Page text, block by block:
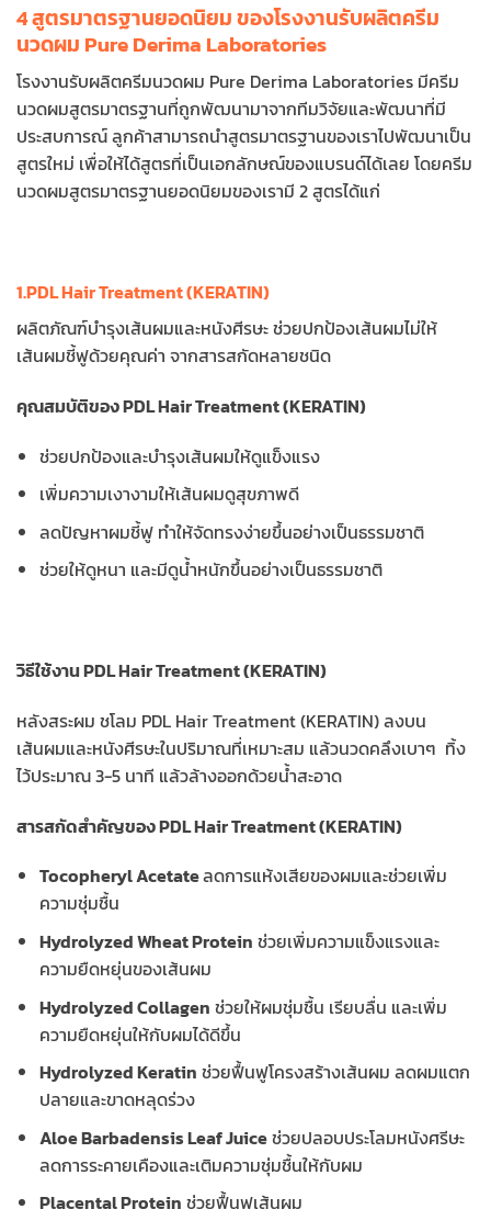
4 สูตรมาตรฐานยอดนิยม ของโรงงานรับผลิตครีม
นวดผม Pure Derima Laboratories
โรงงานรับผลิตครีมนวดผม Pure Derima Laboratories มีครีม
นวดผมสูตรมาตรฐานที่ถูกพัฒนามาจากทีมวิจัยและพัฒนาที่มี
ประสบการณ์ ลูกค้าสามารถนำสูตรมาตรฐานของเราไปพัฒนาเป็น
สูตรใหม่ เพื่อให้ได้สูตรที่เป็นเอกลักษณ์ของแบรนด์ได้เลย โดยครีม
นวดผมสูตรมาตรฐานยอดนิยมของเรามี 2 สูตรได้แก่
1.PDL Hair Treatment (KERATIN)
ผลิตภัณฑ์บำรุงเส้นผมและหนังศีรษะ ช่วยปกป้องเส้นผมไม่ให้
เส้นผมชี้ฟูด้วยคุณค่า จากสารสกัดหลายชนิด
คุณสมบัติของ PDL Hair Treatment (KERATIN)
ช่วยปกป้องและบำรุงเส้นผมให้ดูแข็งแรง
เพิ่มความเงางามให้เส้นผมดูสุขภาพดี
ลดปัญหาผมชี้ฟู ทำให้จัดทรงง่ายขึ้นอย่างเป็นธรรมชาติ
ช่วยให้ดูหนา และมีดูน้ำหนักขึ้นอย่างเป็นธรรมชาติ
วิธีใช้งาน PDL Hair Treatment (KERATIN)
หลังสระผม ชโลม PDL Hair Treatment (KERATIN) ลงบน
เส้นผมและหนังศีรษะในปริมาณที่เหมาะสม แล้วนวดคลึงเบาๆ ทิ้ง
ไว้ประมาณ 3-5 นาที แล้วล้างออกด้วยน้ำสะอาด
สารสกัดสำคัญของ PDL Hair Treatment (KERATIN)
Tocopheryl Acetateลดการแห้งเสียของผมและช่วยเพิ่ม
ความชุ่มชื้น
Hydrolyzed Wheat Protein ช่วยเพิ่มความแข็งแรงและ
ความยืดหยุ่นของเส้นผม
Hydrolyzed Collagen ช่วยให้ผมชุ่มชื้น เรียบลื่น และเพิ่ม
ความยืดหยุ่นให้กับผมได้ดีขึ้น
Hydrolyzed Keratin ช่วยฟื้นฟูโครงสร้างเส้นผม ลดผมแตก
ปลายและขาดหลุดร่วง
Aloe Barbadensis Leaf Juiceช่วยปลอบประโลมหนังศรีษะ
ลดการระคายเคืองและเติมความชุ่มชื้นให้กับผม
Placental Protein ช่วยฟื้นฟูเส้นผม